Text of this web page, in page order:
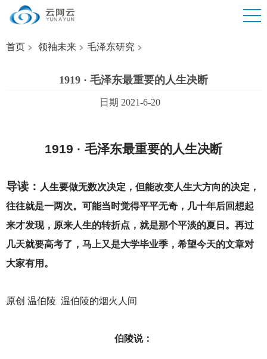
首页 领袖未来 毛泽东研究
1919 · 毛泽东最重要的人生决断
日期 2021-6-20
1919 · 毛泽东最重要的人生决断
导读： 人生要做无数次决定，但能改变人生大方向的决定，
往往就是一两次。可能当时觉得平平无奇，几十年后回想起
来才发现，原来人生的转折点，就是那个平淡的夏日。再过
几天就要高考了，马上又是大学毕业季，希望今天的文章对
大家有用。
原创 温伯陵 温伯陵的烟火人间
伯陵说：